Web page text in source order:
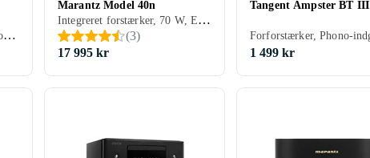
Integreret forstærker, Bluetooth, Indbygget D/A-konverter
Marantz Model 40n
Integreret forstærker, 70 W, Ethernet, USB, HDMI, RCA-indgang, RCA-udgang, Koaksialindgang, Optisk indgang, Hovedtelefonudgang, Phono-indgang, Subwooferudgang, Apple AirPlay, Spotify Connect, Tidal, Deezer, TuneIn, Apple AirPlay 2, Amazon Music, Bluetooth, Fjernbetjening, Display, Indbygget Wi-Fi, Indbygget D/A-konverter
(3)
17 995 kr
Tangent Ampster BT III
1 499 kr